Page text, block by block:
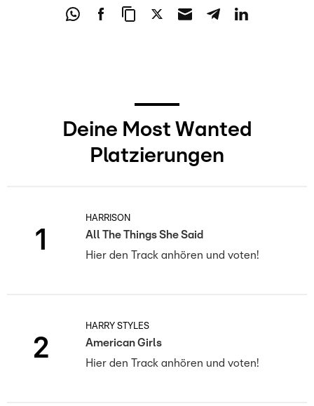
Deine Most Wanted
Platzierungen
1
HARRISON
All The Things She Said
Hier den Track anhören und voten!
2
HARRY STYLES
American Girls
Hier den Track anhören und voten!